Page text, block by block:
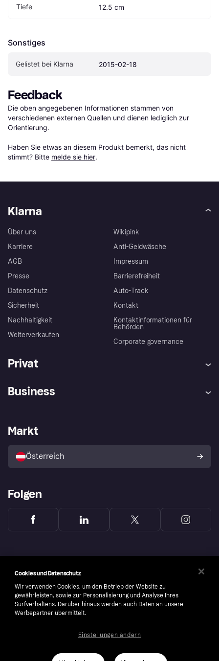
Tiefe 12.5 cm
Sonstiges
Gelistet bei Klarna 2015-02-18
Feedback
Die oben angegebenen Informationen stammen von
verschiedenen externen Quellen und dienen lediglich zur
Orientierung.
Haben Sie etwas an diesem Produkt bemerkt, das nicht
stimmt? Bitte melde sie hier.
Klarna
Über uns
Karriere
AGB
Presse
Datenschutz
Sicherheit
Nachhaltigkeit
Weiterverkaufen
Wikipink
Anti-Geldwäsche
Impressum
Barrierefreiheit
Auto-Track
Kontakt
Kontaktinformationen für
Behörden
Corporate governance
Privat
Shops entdecken
Business
Händlerportal
Markt
Österreich
Folgen
number: 556737-0431
Cookies und Datenschutz
Wir verwenden Cookies, um den Betrieb der Website zu
gewährleisten, sowie zur Personalisierung und Analyse Ihres
Surfverhaltens. Darüber hinaus werden auch Daten an unsere
Werbepartner übermittelt.
Einstellungen ändern